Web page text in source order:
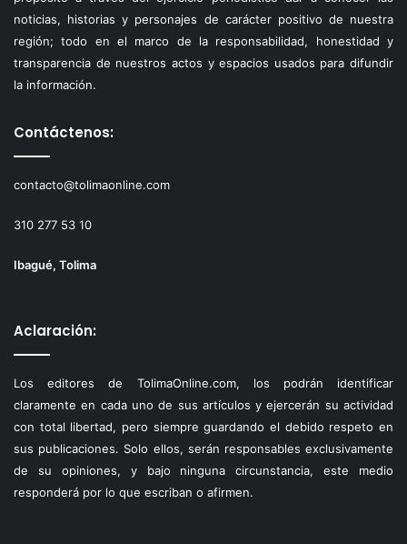
noticias, historias y personajes de carácter positivo de nuestra
región; todo en el marco de la responsabilidad, honestidad y
transparencia de nuestros actos y espacios usados para difundir
la información.
Contáctenos:
contacto@tolimaonline.com
310 277 53 10
Ibagué, Tolima
Aclaración:
Los editores de TolimaOnline.com, los podrán identificar
claramente en cada uno de sus artículos y ejercerán su actividad
con total libertad, pero siempre guardando el debido respeto en
sus publicaciones. Solo ellos, serán responsables exclusivamente
de su opiniones, y bajo ninguna circunstancia, este medio
responderá por lo que escriban o afirmen.